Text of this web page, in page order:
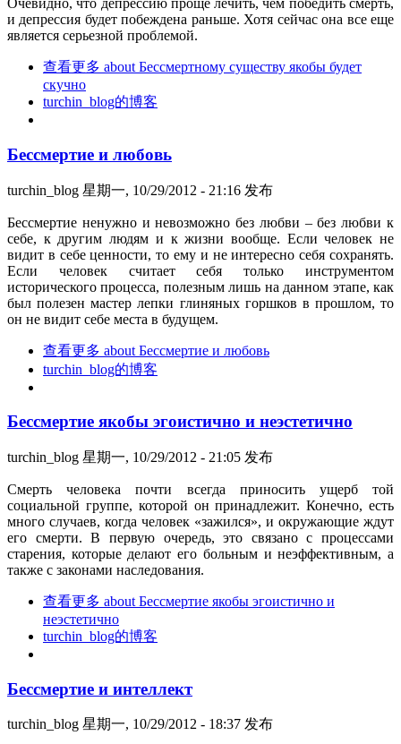
Очевидно, что депрессию проще лечить, чем победить смерть,
и депрессия будет побеждена раньше. Хотя сейчас она все еще
является серьезной проблемой.
查看更多 about Бессмертному существу якобы будет
скучно
turchin_blog的博客
Бессмертие и любовь
turchin_blog 星期一, 10/29/2012 - 21:16 发布
Бессмертие ненужно и невозможно без любви – без любви к
себе, к другим людям и к жизни вообще. Если человек не
видит в себе ценности, то ему и не интересно себя сохранять.
Если человек считает себя только инструментом
исторического процесса, полезным лишь на данном этапе, как
был полезен мастер лепки глиняных горшков в прошлом, то
он не видит себе места в будущем.
查看更多 about Бессмертие и любовь
turchin_blog的博客
Бессмертие якобы эгоистично и неэстетично
turchin_blog 星期一, 10/29/2012 - 21:05 发布
Смерть человека почти всегда приносить ущерб той
социальной группе, которой он принадлежит. Конечно, есть
много случаев, когда человек «зажился», и окружающие ждут
его смерти. В первую очередь, это связано с процессами
старения, которые делают его больным и неэффективным, а
также с законами наследования.
查看更多 about Бессмертие якобы эгоистично и
неэстетично
turchin_blog的博客
Бессмертие и интеллект
turchin_blog 星期一, 10/29/2012 - 18:37 发布